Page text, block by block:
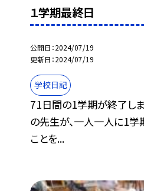
１学期最終日
公開日 2024/07/19
更新日 2024/07/19
学校日記
71日間の1学期が終了しま
の先生が、一人一人に1学
ことを...